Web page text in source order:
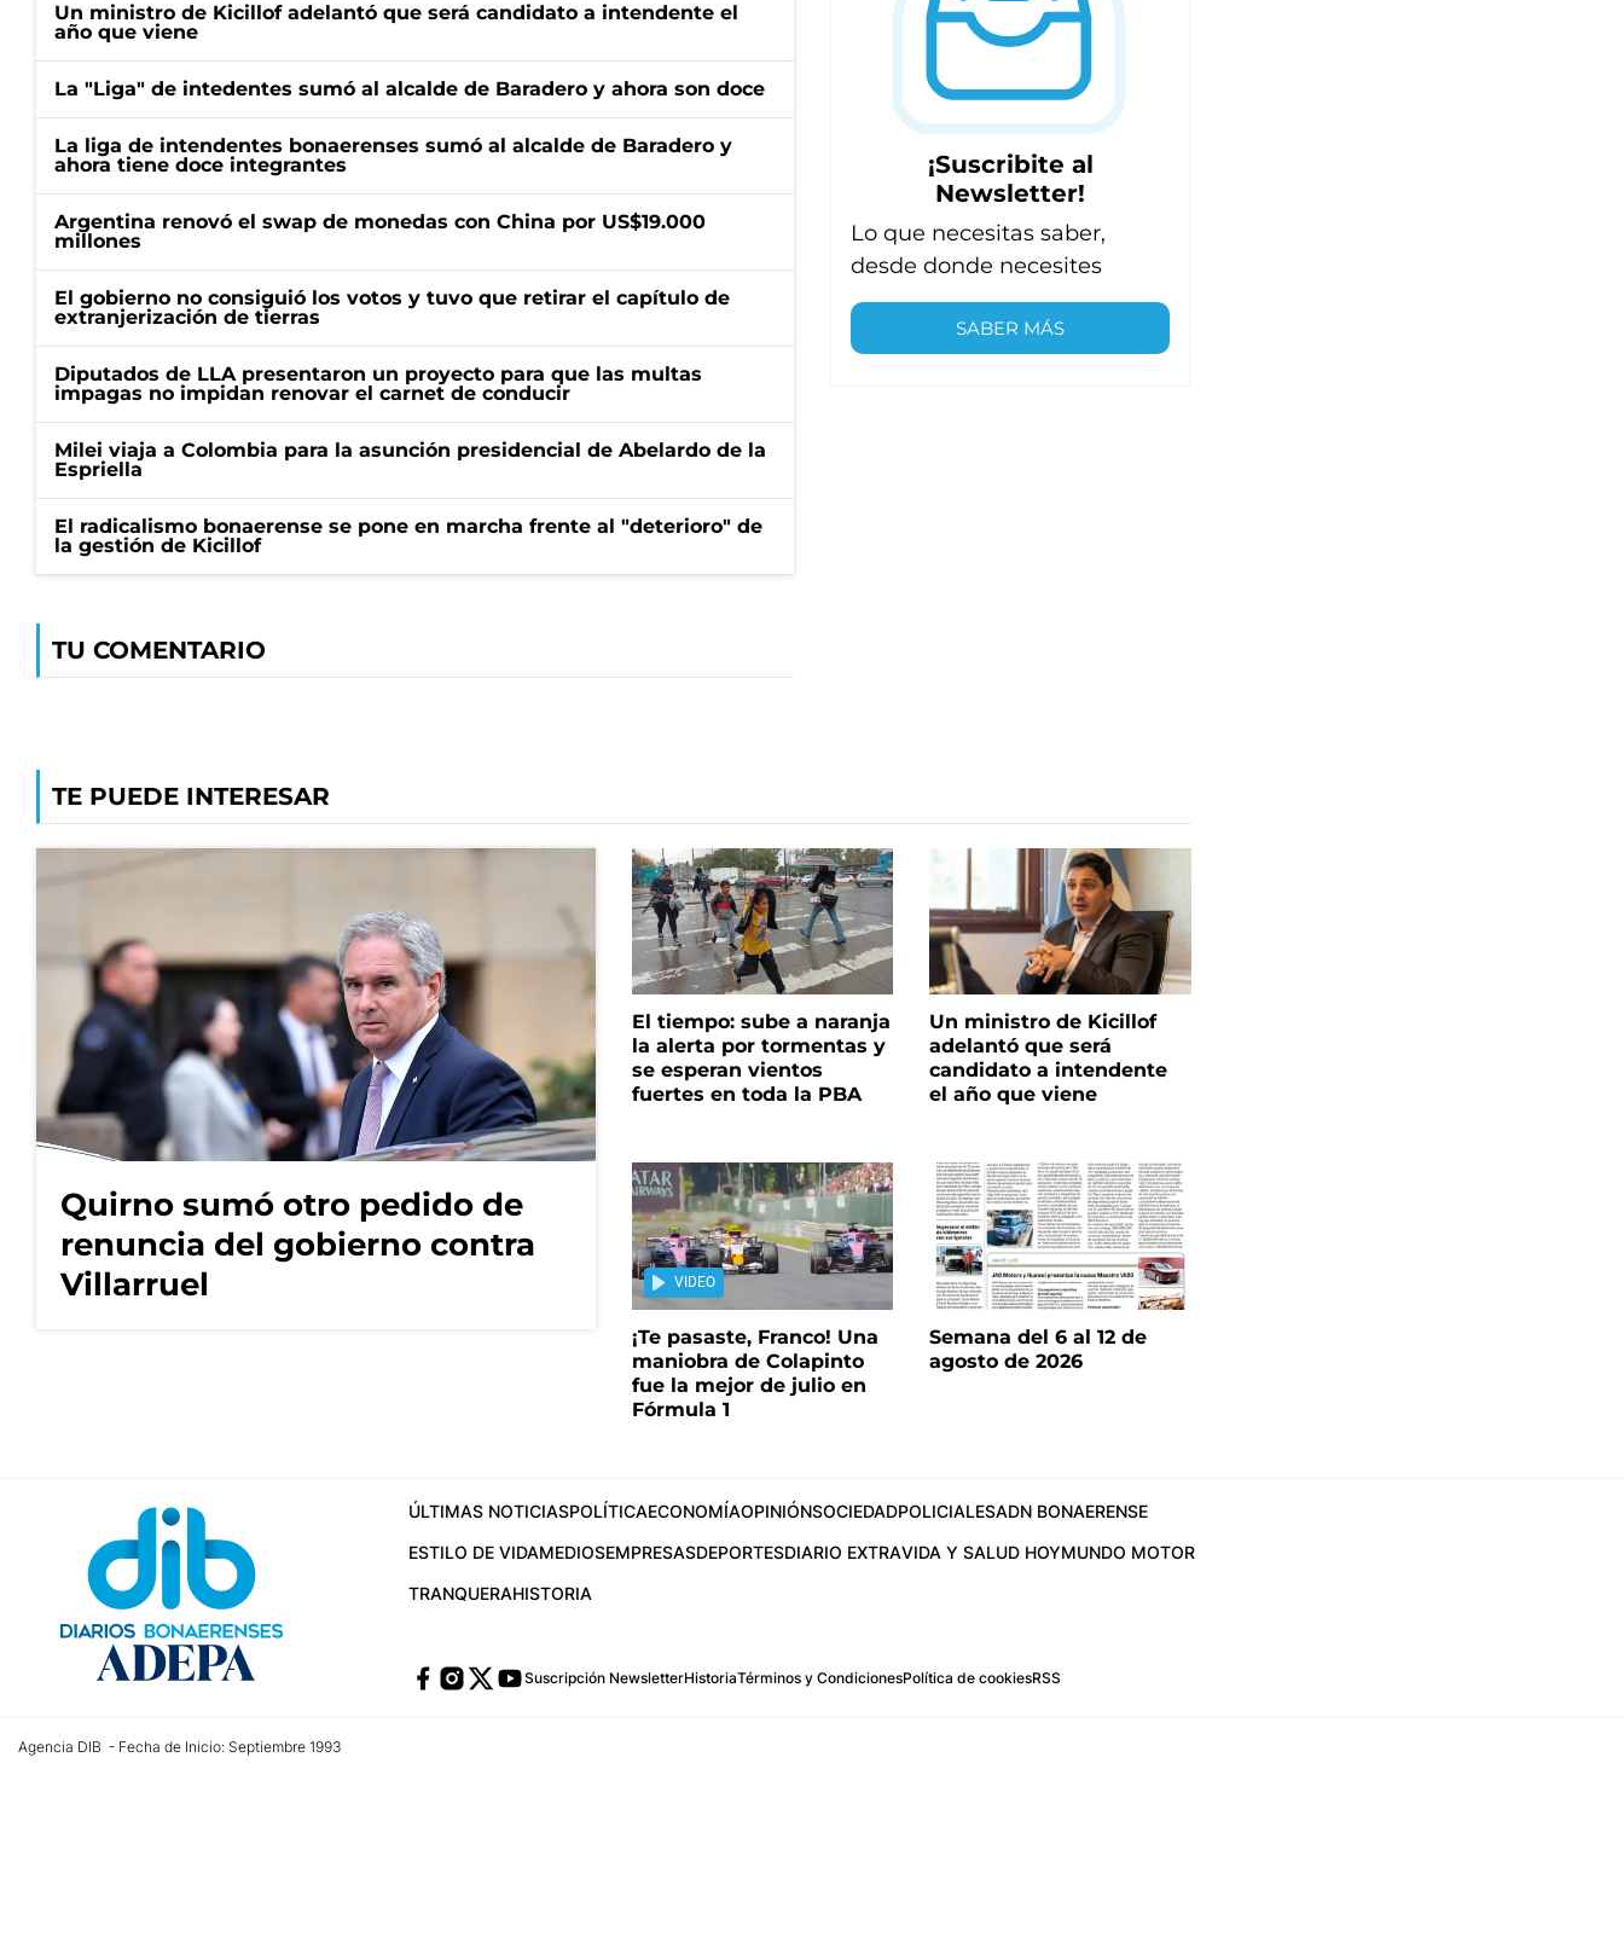
Un ministro de Kicillof adelantó que será candidato a intendente el
año que viene
La "Liga" de intedentes sumó al alcalde de Baradero y ahora son doce
La liga de intendentes bonaerenses sumó al alcalde de Baradero y
ahora tiene doce integrantes
Argentina renovó el swap de monedas con China por US$19.000
millones
El gobierno no consiguió los votos y tuvo que retirar el capítulo de
extranjerización de tierras
Diputados de LLA presentaron un proyecto para que las multas
impagas no impidan renovar el carnet de conducir
Milei viaja a Colombia para la asunción presidencial de Abelardo de la
Espriella
El radicalismo bonaerense se pone en marcha frente al "deterioro" de
la gestión de Kicillof
TU COMENTARIO
¡Suscribite al
Newsletter!
Lo que necesitas saber,
desde donde necesites
SABER MÁS
TE PUEDE INTERESAR
Quirno sumó otro pedido de
renuncia del gobierno contra
Villarruel
El tiempo: sube a naranja
la alerta por tormentas y
se esperan vientos
fuertes en toda la PBA
Un ministro de Kicillof
adelantó que será
candidato a intendente
el año que viene
VIDEO
¡Te pasaste, Franco! Una
maniobra de Colapinto
fue la mejor de julio en
Fórmula 1
Semana del 6 al 12 de
agosto de 2026
ÚLTIMAS NOTICIASPOLÍTICAECONOMÍAOPINIÓNSOCIEDADPOLICIALESADN BONAERENSE
ESTILO DE VIDAMEDIOSEMPRESASDEPORTESDIARIO EXTRAVIDA Y SALUD HOYMUNDO MOTOR
TRANQUERAHISTORIA
Suscripción NewsletterHistoriaTérminos y CondicionesPolítica de cookiesRSS
Agencia DIB - Fecha de Inicio: Septiembre 1993